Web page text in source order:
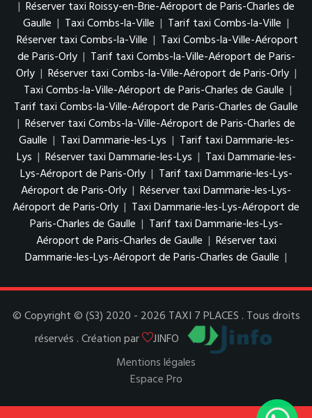
| Réserver taxi Roissy-en-Brie-Aéroport de Paris-Charles de
Gaulle | Taxi Combs-la-Ville | Tarif taxi Combs-la-Ville |
Réserver taxi Combs-la-Ville | Taxi Combs-la-Ville-Aéroport
de Paris-Orly | Tarif taxi Combs-la-Ville-Aéroport de Paris-
Orly | Réserver taxi Combs-la-Ville-Aéroport de Paris-Orly |
Taxi Combs-la-Ville-Aéroport de Paris-Charles de Gaulle |
Tarif taxi Combs-la-Ville-Aéroport de Paris-Charles de Gaulle
| Réserver taxi Combs-la-Ville-Aéroport de Paris-Charles de
Gaulle | Taxi Dammarie-les-Lys | Tarif taxi Dammarie-les-
Lys | Réserver taxi Dammarie-les-Lys | Taxi Dammarie-les-
Lys-Aéroport de Paris-Orly | Tarif taxi Dammarie-les-Lys-
Aéroport de Paris-Orly | Réserver taxi Dammarie-les-Lys-
Aéroport de Paris-Orly | Taxi Dammarie-les-Lys-Aéroport de
Paris-Charles de Gaulle | Tarif taxi Dammarie-les-Lys-
Aéroport de Paris-Charles de Gaulle | Réserver taxi
Dammarie-les-Lys-Aéroport de Paris-Charles de Gaulle |
© Copyright © (S3) 2020 - 2026 TAXI 7 PLACES . Tous droits
réservés . Création par
JINFO
Mentions légales
Espace Pro